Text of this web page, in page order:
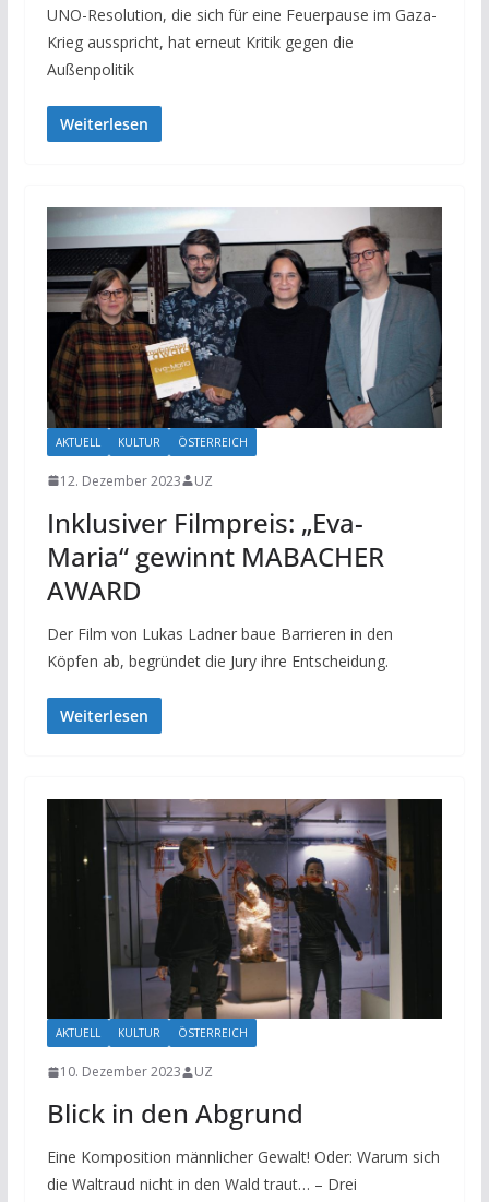
UNO-Resolution, die sich für eine Feuerpause im Gaza-
Krieg ausspricht, hat erneut Kritik gegen die
Außenpolitik
Weiterlesen
AKTUELL KULTUR ÖSTERREICH
12. Dezember 2023 UZ
Inklusiver Filmpreis: „Eva-
Maria“ gewinnt MABACHER
AWARD
Der Film von Lukas Ladner baue Barrieren in den
Köpfen ab, begründet die Jury ihre Entscheidung.
Weiterlesen
AKTUELL KULTUR ÖSTERREICH
10. Dezember 2023 UZ
Blick in den Abgrund
Eine Komposition männlicher Gewalt! Oder: Warum sich
die Waltraud nicht in den Wald traut… – Drei